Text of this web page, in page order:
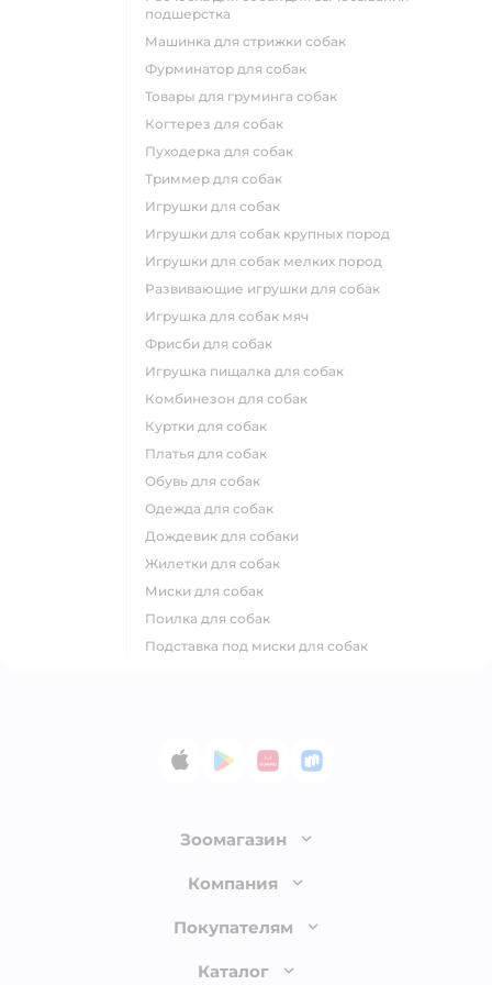
подшерстка
машинка для стрижки собак
фурминатор для собак
товары для груминга собак
когтерез для собак
пуходерка для собак
триммер для собак
игрушки для собак
игрушки для собак крупных пород
игрушки для собак мелких пород
развивающие игрушки для собак
игрушка для собак мяч
фрисби для собак
игрушка пищалка для собак
комбинезон для собак
куртки для собак
платья для собак
обувь для собак
одежда для собак
дождевик для собаки
жилетки для собак
миски для собак
поилка для собак
подставка под миски для собак
App StoreGoogle Play
AppGallery
RuStore
Зоомагазин
Лицензия
Доставка и оплата
Обмен и возврат товара
Компания
О компании
Покупателям
Бонусные карты
Каталог